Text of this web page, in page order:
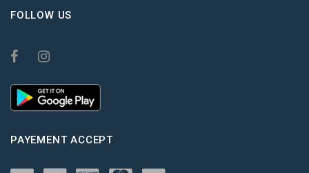
FOLLOW US
PAYEMENT ACCEPT